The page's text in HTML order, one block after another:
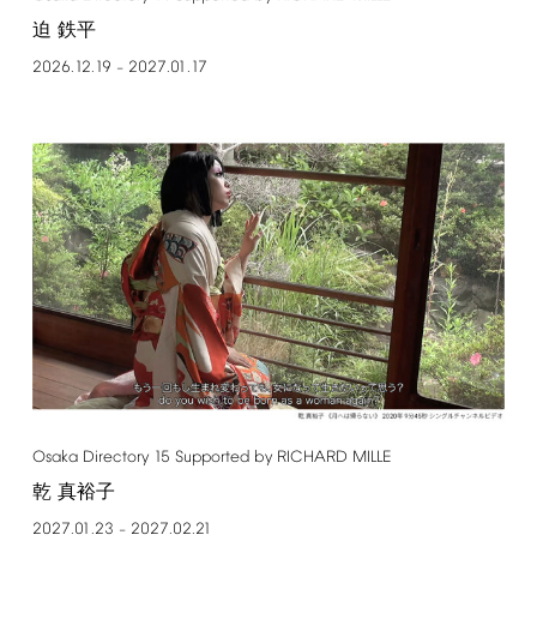
迫 鉄平
2026.12.19 – 2027.01.17
Osaka Directory 15 Supported by RICHARD MILLE
乾 真裕子
2027.01.23 – 2027.02.21